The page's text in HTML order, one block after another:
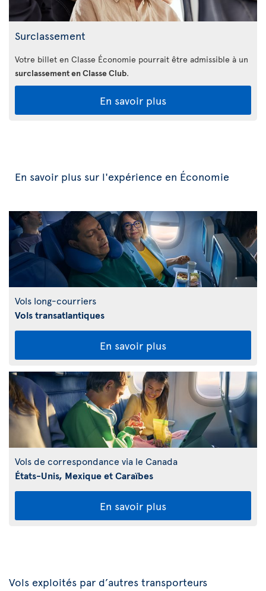
Surclassement
Votre billet en Classe Économie pourrait être admissible à un
surclassement en Classe Club.
En savoir plus
En savoir plus sur l'expérience en Économie
Vols long-courriers
Vols transatlantiques
En savoir plus
Vols de correspondance via le Canada
États-Unis, Mexique et Caraïbes
En savoir plus
Vols exploités par d’autres transporteurs